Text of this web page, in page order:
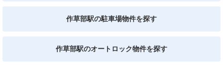
作草部駅の駐車場物件を探す
作草部駅のオートロック物件を探す